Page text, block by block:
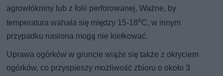
agrowłókniny lub z folii perforowanej. Ważne, by
temperatura wahała się między 15-18oC, w innym
przypadku nasiona mogą nie kiełkować.
Uprawa ogórków w gruncie wiąże się także z okryciem
ogórków, co przyspieszy możliwość zbioru o około 3